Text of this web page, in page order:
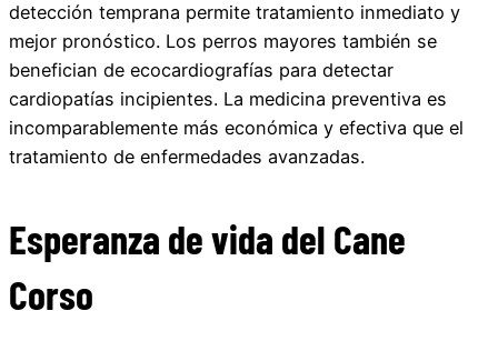
detección temprana permite tratamiento inmediato y
mejor pronóstico. Los perros mayores también se
benefician de ecocardiografías para detectar
cardiopatías incipientes. La medicina preventiva es
incomparablemente más económica y efectiva que el
tratamiento de enfermedades avanzadas.
Esperanza de vida del Cane
Corso